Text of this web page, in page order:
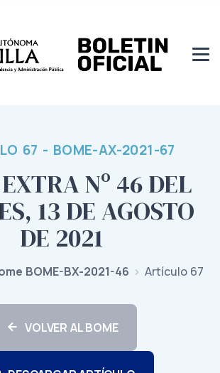
67 - BOME-AX-2021-67
Nº 46 DEL
13 DE AGOSTO
DE 2021
BOME-BX-2021-46 Artículo 67
VOLVER AL BOME